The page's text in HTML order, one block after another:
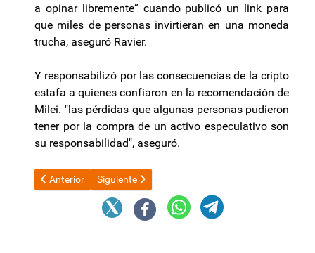
a opinar libremente” cuando publicó un link para
que miles de personas invirtieran en una moneda
trucha, aseguró Ravier.
Y responsabilizó por las consecuencias de la cripto
estafa a quienes confiaron en la recomendación de
Milei. "las pérdidas que algunas personas pudieron
tener por la compra de un activo especulativo son
su responsabilidad", aseguró.
Artículo anterior: Franklin Medina cuestiona el pedido de
Anterior Artículo siguiente: El Gobierno eliminó la CONAL,
Siguiente